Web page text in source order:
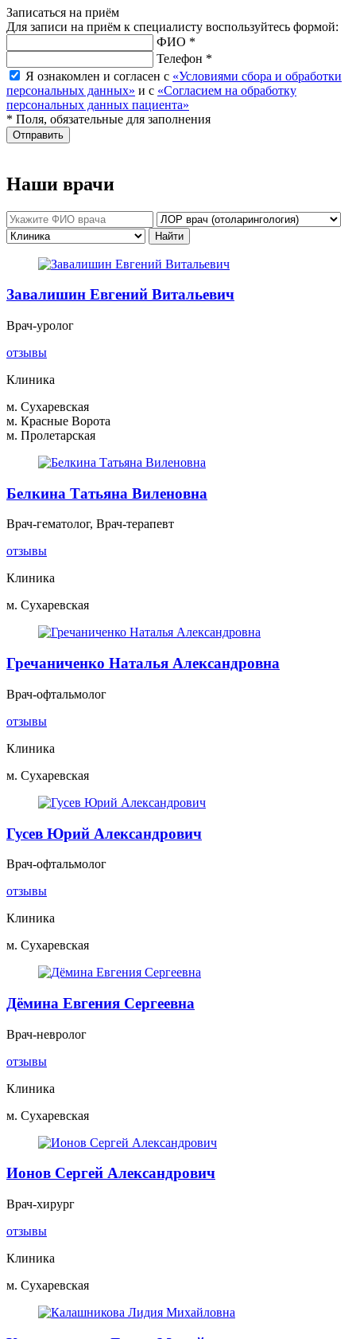
Записаться на приём
Для записи на приём к специалисту воспользуйтесь формой:
ФИО *
Телефон *
Я ознакомлен и согласен с «Условиями сбора и обработки
персональных данных» и с «Согласием на обработку
персональных данных пациента»
* Поля, обязательные для заполнения
Отправить
Наши врачи
Завалишин Евгений Витальевич
Врач-уролог
отзывы
Клиника
м. Сухаревская
м. Красные Ворота
м. Пролетарская
Белкина Татьяна Виленовна
Врач-гематолог, Врач-терапевт
отзывы
Клиника
м. Сухаревская
Гречаниченко Наталья Александровна
Врач-офтальмолог
отзывы
Клиника
м. Сухаревская
Гусев Юрий Александрович
Врач-офтальмолог
отзывы
Клиника
м. Сухаревская
Дёмина Евгения Сергеевна
Врач-невролог
отзывы
Клиника
м. Сухаревская
Ионов Сергей Александрович
Врач-хирург
отзывы
Клиника
м. Сухаревская